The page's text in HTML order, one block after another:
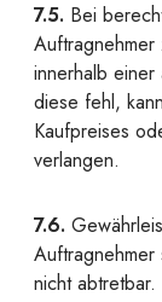
7.5. Bei
innerhalb
diese fehl,
Kaufpreises
verlangen.
7.6.
nicht abtretbar.